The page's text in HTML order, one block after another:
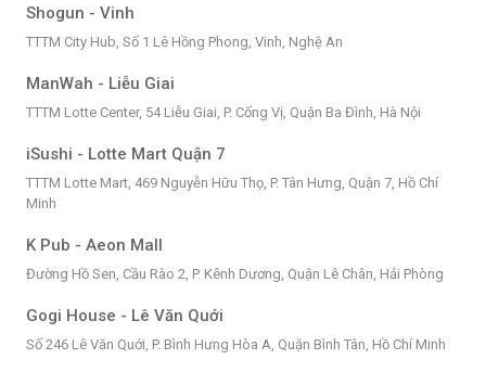
Shogun - Vinh
TTTM City Hub, Số 1 Lê Hồng Phong, Vinh, Nghệ An
ManWah - Liễu Giai
TTTM Lotte Center, 54 Liễu Giai, P. Cống Vị, Quận Ba Đình, Hà Nội
iSushi - Lotte Mart Quận 7
TTTM Lotte Mart, 469 Nguyễn Hữu Thọ, P. Tân Hưng, Quận 7, Hồ Chí
Minh
K Pub - Aeon Mall
Đường Hồ Sen, Cầu Rào 2, P. Kênh Dương, Quận Lê Chân, Hải Phòng
Gogi House - Lê Văn Quới
Số 246 Lê Văn Quới, P. Bình Hưng Hòa A, Quận Bình Tân, Hồ Chí Minh